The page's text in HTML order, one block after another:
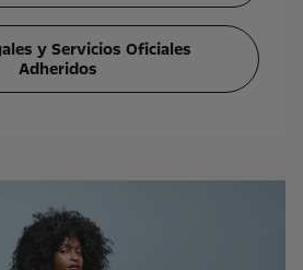
y Servicios Oficiales
Adheridos